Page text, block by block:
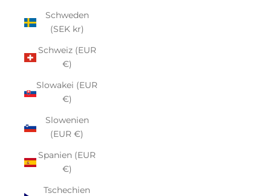
Schweden
(SEK kr)
Schweiz (EUR
€)
Slowakei (EUR
€)
Slowenien
(EUR €)
Spanien (EUR
€)
Tschechien